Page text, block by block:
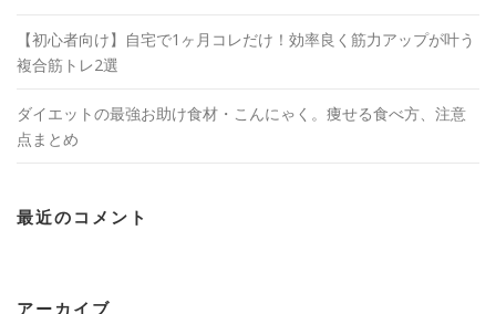
【初心者向け】自宅で1ヶ月コレだけ！効率良く筋力アップが叶う
複合筋トレ2選
ダイエットの最強お助け食材・こんにゃく。痩せる食べ方、注意
点まとめ
最近のコメント
アーカイブ